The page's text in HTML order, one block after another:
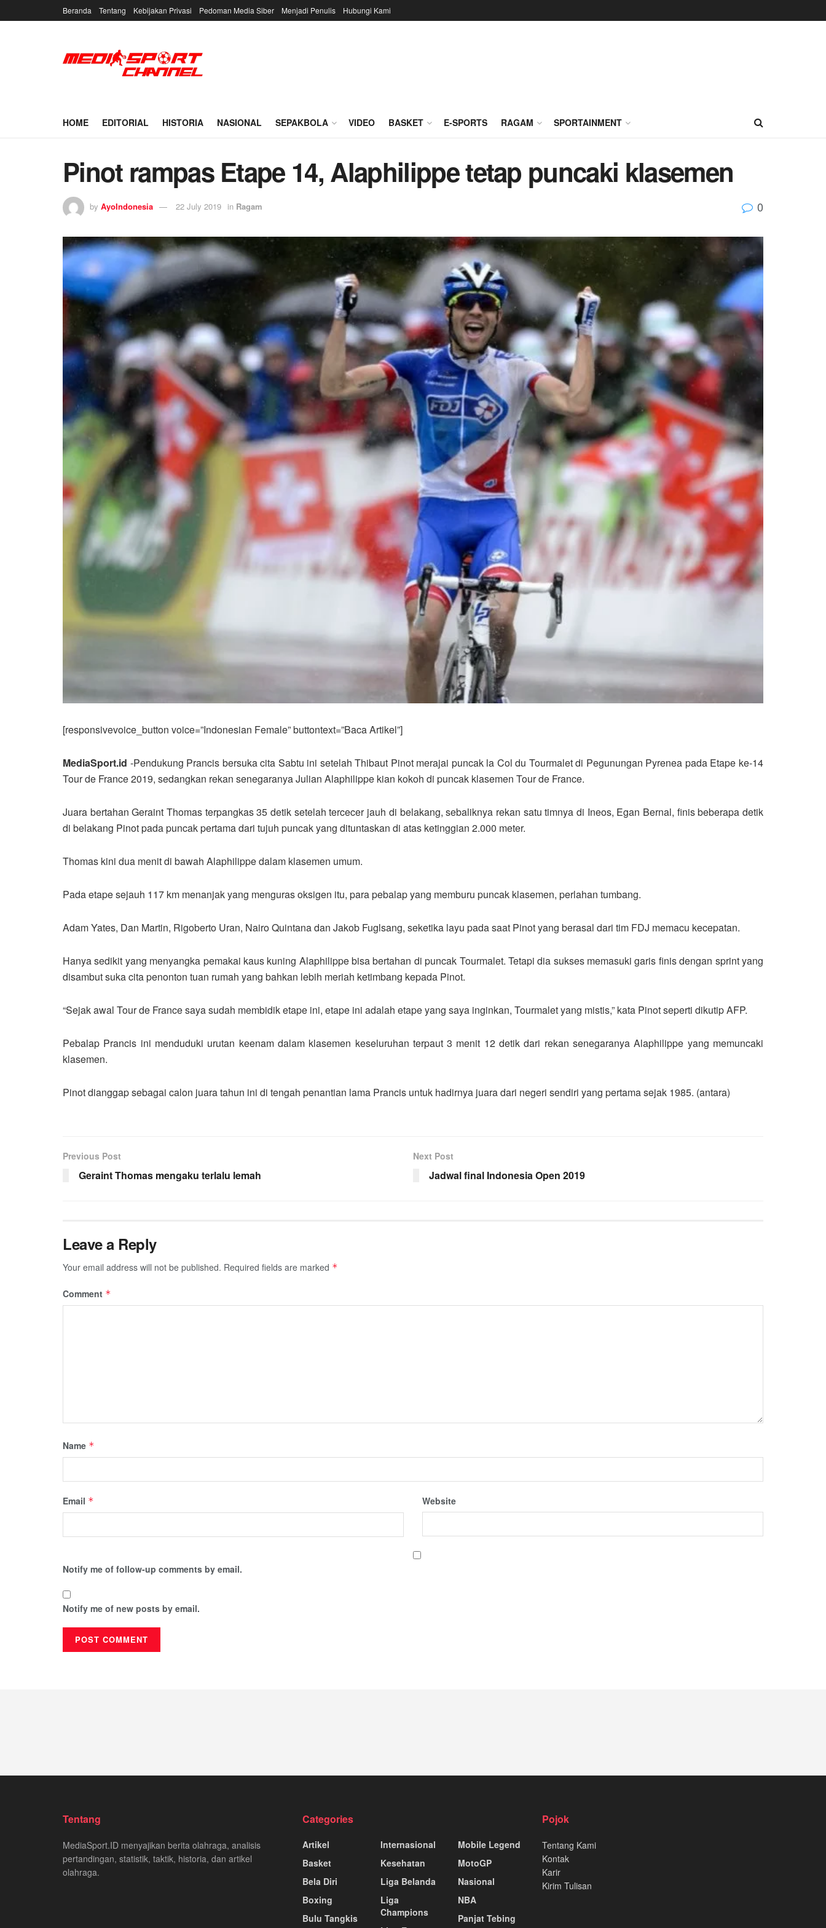
Beranda Tentang Kebijakan Privasi Pedoman Media Siber Menjadi Penulis Hubungi Kami
HOME EDITORIAL HISTORIA NASIONAL SEPAKBOLA VIDEO BASKET E-SPORTS RAGAM SPORTAINMENT
Pinot rampas Etape 14, Alaphilippe tetap puncaki klasemen
by AyoIndonesia 22 July 2019 in Ragam 0
[responsivevoice_button voice=”Indonesian Female” buttontext=”Baca Artikel”]
MediaSport.id -Pendukung Prancis bersuka cita Sabtu ini setelah Thibaut Pinot merajai puncak la Col du Tourmalet di Pegunungan Pyrenea pada Etape ke-14
Tour de France 2019, sedangkan rekan senegaranya Julian Alaphilippe kian kokoh di puncak klasemen Tour de France.
Juara bertahan Geraint Thomas terpangkas 35 detik setelah tercecer jauh di belakang, sebaliknya rekan satu timnya di Ineos, Egan Bernal, finis beberapa detik
di belakang Pinot pada puncak pertama dari tujuh puncak yang dituntaskan di atas ketinggian 2.000 meter.
Thomas kini dua menit di bawah Alaphilippe dalam klasemen umum.
Pada etape sejauh 117 km menanjak yang menguras oksigen itu, para pebalap yang memburu puncak klasemen, perlahan tumbang.
Adam Yates, Dan Martin, Rigoberto Uran, Nairo Quintana dan Jakob Fuglsang, seketika layu pada saat Pinot yang berasal dari tim FDJ memacu kecepatan.
Hanya sedikit yang menyangka pemakai kaus kuning Alaphilippe bisa bertahan di puncak Tourmalet. Tetapi dia sukses memasuki garis finis dengan sprint yang
disambut suka cita penonton tuan rumah yang bahkan lebih meriah ketimbang kepada Pinot.
“Sejak awal Tour de France saya sudah membidik etape ini, etape ini adalah etape yang saya inginkan, Tourmalet yang mistis,” kata Pinot seperti dikutip AFP.
Pebalap Prancis ini menduduki urutan keenam dalam klasemen keseluruhan terpaut 3 menit 12 detik dari rekan senegaranya Alaphilippe yang memuncaki
klasemen.
Pinot dianggap sebagai calon juara tahun ini di tengah penantian lama Prancis untuk hadirnya juara dari negeri sendiri yang pertama sejak 1985. (antara)
Previous Post
Geraint Thomas mengaku terlalu lemah
Next Post
Jadwal final Indonesia Open 2019
Leave a Reply
Your email address will not be published. Required fields are marked *
Comment *
Name *
Email * Website
Notify me of follow-up comments by email.
Notify me of new posts by email.
Tentang
MediaSport.ID menyajikan berita olahraga, analisis
pertandingan, statistik, taktik, historia, dan artikel
olahraga.
Categories
Artikel
Basket
Bela Diri
Boxing
Bulu Tangkis
Internasional
Kesehatan
Liga Belanda
Liga
Champions
Mobile Legend
MotoGP
Nasional
NBA
Panjat Tebing
Pojok
Tentang Kami
Kontak
Karir
Kirim Tulisan